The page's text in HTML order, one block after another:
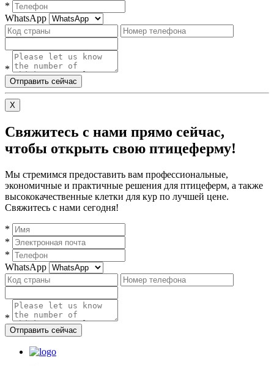
*
WhatsApp
*
Отправить сейчас
X
Свяжитесь с нами прямо сейчас,
чтобы открыть свою птицеферму!
Мы стремимся предоставить вам профессиональные,
экономичные и практичные решения для птицеферм, а также
высококачественные клетки для кур по лучшей цене.
Свяжитесь с нами сегодня!
*
*
*
WhatsApp
*
Отправить сейчас